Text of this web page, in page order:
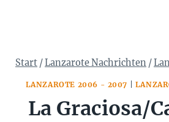
Start /Lanzarote Nachrichten /
LANZAROTE 2006 - 2007
La Graciosa/